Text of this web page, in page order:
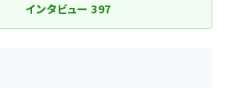
インタビュー397